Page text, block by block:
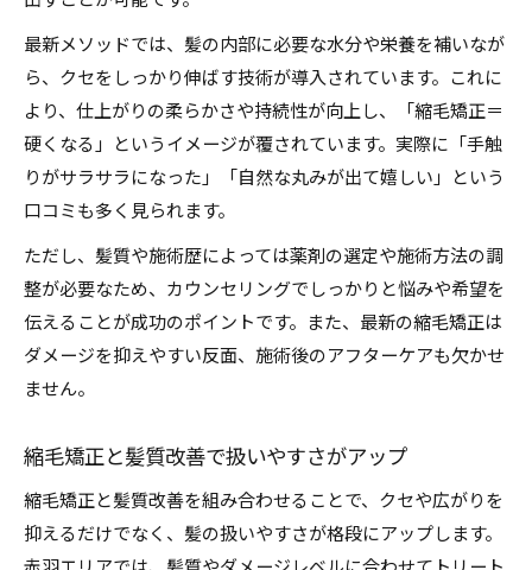
最新メソッドでは、髪の内部に必要な水分や栄養を補いなが
ら、クセをしっかり伸ばす技術が導入されています。これに
より、仕上がりの柔らかさや持続性が向上し、「縮毛矯正＝
硬くなる」というイメージが覆されています。実際に「手触
りがサラサラになった」「自然な丸みが出て嬉しい」という
口コミも多く見られます。
ただし、髪質や施術歴によっては薬剤の選定や施術方法の調
整が必要なため、カウンセリングでしっかりと悩みや希望を
伝えることが成功のポイントです。また、最新の縮毛矯正は
ダメージを抑えやすい反面、施術後のアフターケアも欠かせ
ません。
縮毛矯正と髪質改善で扱いやすさがアップ
縮毛矯正と髪質改善を組み合わせることで、クセや広がりを
抑えるだけでなく、髪の扱いやすさが格段にアップします。